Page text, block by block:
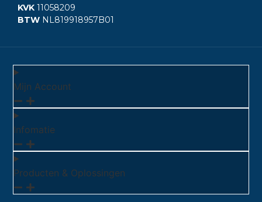
KVK 11058209
BTW NL819918957B01
Mijn Account
Infomatie
Producten & Oplossingen